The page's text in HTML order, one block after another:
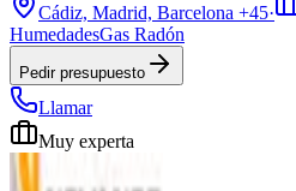
Cádiz, Madrid, Barcelona +45·
HumedadesGas Radón
Pedir presupuesto
Llamar
Muy experta